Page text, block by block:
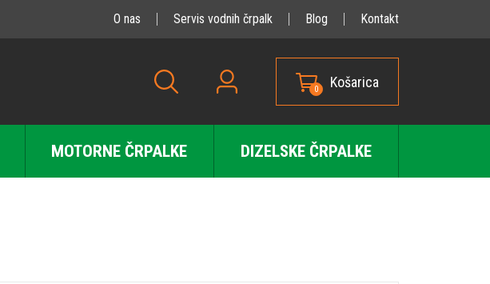
O nas Servis vodnih črpalk Blog Kontakt
0 Košarica
MOTORNE ČRPALKE DIZELSKE ČRPALKE